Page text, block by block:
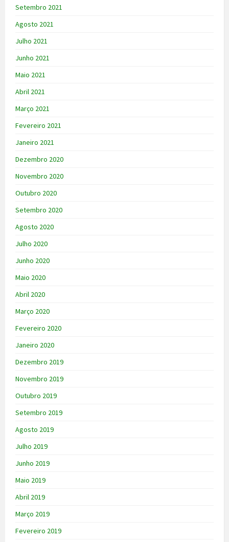
Setembro 2021
Agosto 2021
Julho 2021
Junho 2021
Maio 2021
Abril 2021
Março 2021
Fevereiro 2021
Janeiro 2021
Dezembro 2020
Novembro 2020
Outubro 2020
Setembro 2020
Agosto 2020
Julho 2020
Junho 2020
Maio 2020
Abril 2020
Março 2020
Fevereiro 2020
Janeiro 2020
Dezembro 2019
Novembro 2019
Outubro 2019
Setembro 2019
Agosto 2019
Julho 2019
Junho 2019
Maio 2019
Abril 2019
Março 2019
Fevereiro 2019